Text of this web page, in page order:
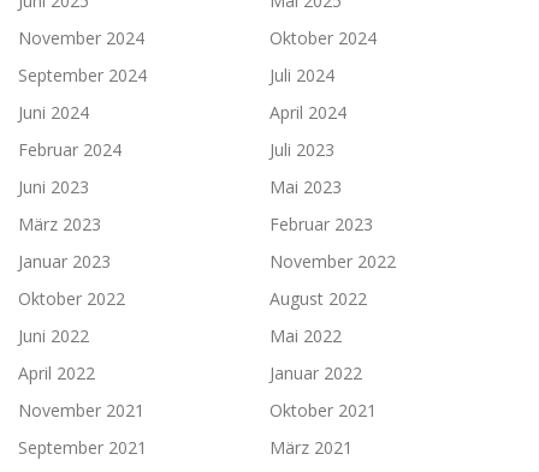
November 2024
Oktober 2024
September 2024
Juli 2024
Juni 2024
April 2024
Februar 2024
Juli 2023
Juni 2023
Mai 2023
März 2023
Februar 2023
Januar 2023
November 2022
Oktober 2022
August 2022
Juni 2022
Mai 2022
April 2022
Januar 2022
November 2021
Oktober 2021
September 2021
März 2021